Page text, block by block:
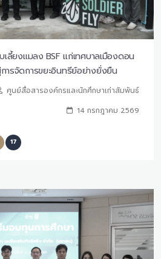
ลี้ยงแมลง BSF แก่เทศบาลเมืองดอน
รจัดการขยะอินทรีย์อย่างยั่งยืน
ศูนย์สื่อสารองค์กรและนักศึกษาเก่าสัมพันธ์
14 กรกฎาคม 2569
17